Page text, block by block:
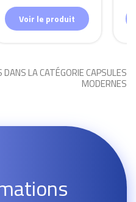
Voir le produit
LA CATÉGORIE CAPSULES
MODERNES